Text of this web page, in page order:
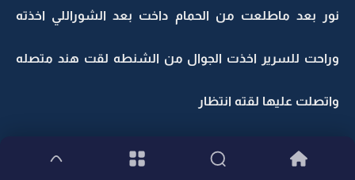
نور بعد ماطلعت من الحمام داخت بعد الشوراللي اخذته
وراحت للسرير اخذت الجوال من الشنطه لقت هند متصله
واتصلت عليها لقته انتظار